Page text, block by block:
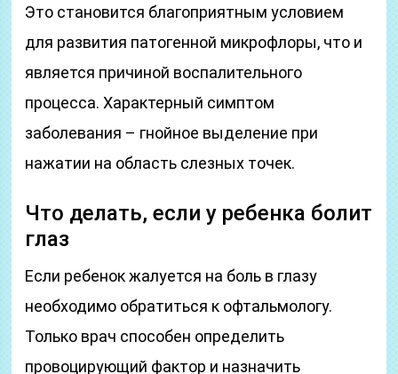
Это становится благоприятным условием
для развития патогенной микрофлоры, что и
является причиной воспалительного
процесса. Характерный симптом
заболевания – гнойное выделение при
нажатии на область слезных точек.
Что делать, если у ребенка болит
глаз
Если ребенок жалуется на боль в глазу
необходимо обратиться к офтальмологу.
Только врач способен определить
провоцирующий фактор и назначить